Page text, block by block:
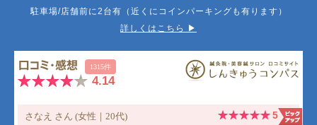
駐車場/店舗前に2台有（近くにコインパーキングも有ります）
詳しくはこちら ▶︎